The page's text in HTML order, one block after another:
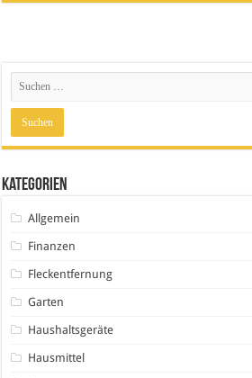
Kategorien
Allgemein
Finanzen
Fleckentfernung
Garten
Haushaltsgeräte
Hausmittel